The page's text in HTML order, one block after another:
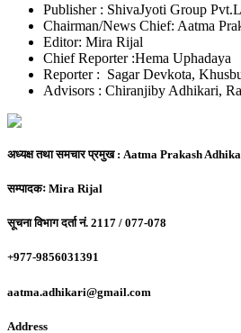
Publisher : ShivaJyoti Group
Chairman/News Chief: Aatma
Editor: Mira Rijal
Chief Reporter :Hema Uphadaya
Reporter : Sagar Devkota,
Advisors : Chiranjiby Adhikari,
अध्यक्ष तथा समचार प्रमुख : Aatma Prakash
सम्पादकः Mira Rijal
सूचना विभाग दर्ता नं. 2117 / 077-078
+977-9856031391
aatma.adhikari@gmail.com
Address